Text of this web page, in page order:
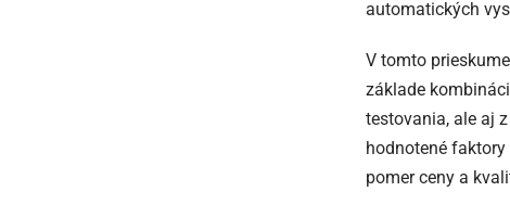
automatických
V tomto
základe
testovania, ale aj
hodnotené
pomer ceny a